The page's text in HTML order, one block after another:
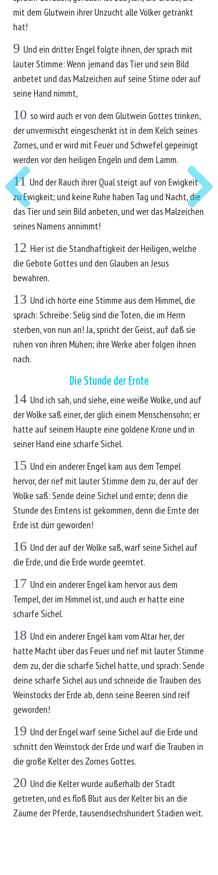
mit dem Glutwein ihrer Unzucht alle Völker getränkt
hat!
9 Und ein dritter Engel folgte ihnen, der sprach mit
lauter Stimme: Wenn jemand das Tier und sein Bild
anbetet und das Malzeichen auf seine Stirne oder auf
seine Hand nimmt,
10 so wird auch er von dem Glutwein Gottes trinken,
der unvermischt eingeschenkt ist in dem Kelch seines
Zornes, und er wird mit Feuer und Schwefel gepeinigt
werden vor den heiligen Engeln und dem Lamm.
11 Und der Rauch ihrer Qual steigt auf von Ewigkeit
zu Ewigkeit; und keine Ruhe haben Tag und Nacht, die
das Tier und sein Bild anbeten, und wer das Malzeichen
seines Namens annimmt!
12 Hier ist die Standhaftigkeit der Heiligen, welche
die Gebote Gottes und den Glauben an Jesus
bewahren.
13 Und ich hörte eine Stimme aus dem Himmel, die
sprach: Schreibe: Selig sind die Toten, die im Herrn
sterben, von nun an! Ja, spricht der Geist, auf daß sie
ruhen von ihren Mühen; ihre Werke aber folgen ihnen
nach.
Die Stunde der Ernte
14 Und ich sah, und siehe, eine weiße Wolke, und auf
der Wolke saß einer, der glich einem Menschensohn; er
hatte auf seinem Haupte eine goldene Krone und in
seiner Hand eine scharfe Sichel.
15 Und ein anderer Engel kam aus dem Tempel
hervor, der rief mit lauter Stimme dem zu, der auf der
Wolke saß: Sende deine Sichel und ernte; denn die
Stunde des Erntens ist gekommen, denn die Ernte der
Erde ist dürr geworden!
16 Und der auf der Wolke saß, warf seine Sichel auf
die Erde, und die Erde wurde geerntet.
17 Und ein anderer Engel kam hervor aus dem
Tempel, der im Himmel ist, und auch er hatte eine
scharfe Sichel.
18 Und ein anderer Engel kam vom Altar her, der
hatte Macht über das Feuer und rief mit lauter Stimme
dem zu, der die scharfe Sichel hatte, und sprach: Sende
deine scharfe Sichel aus und schneide die Trauben des
Weinstocks der Erde ab, denn seine Beeren sind reif
geworden!
19 Und der Engel warf seine Sichel auf die Erde und
schnitt den Weinstock der Erde und warf die Trauben in
die große Kelter des Zornes Gottes.
20 Und die Kelter wurde außerhalb der Stadt
getreten, und es floß Blut aus der Kelter bis an die
Zäume der Pferde, tausendsechshundert Stadien weit.